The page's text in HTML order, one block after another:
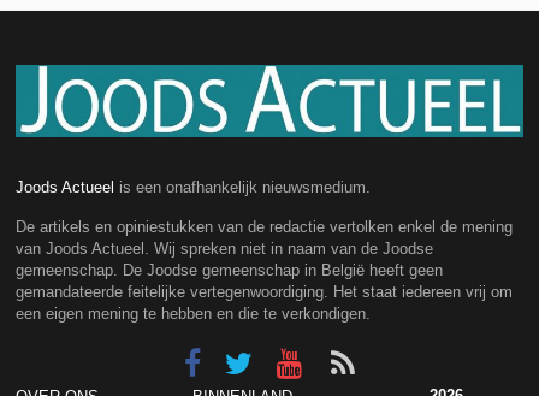
Joods Actueel is een onafhankelijk nieuwsmedium.
De artikels en opiniestukken van de redactie vertolken enkel de mening
van Joods Actueel. Wij spreken niet in naam van de Joodse
gemeenschap. De Joodse gemeenschap in België heeft geen
gemandateerde feitelijke vertegenwoordiging. Het staat iedereen vrij om
een eigen mening te hebben en die te verkondigen.